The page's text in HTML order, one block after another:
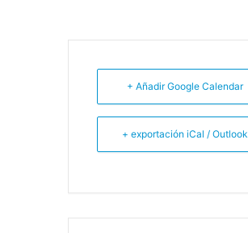
+ Añadir Google Calendar
+ exportación iCal / Outlook